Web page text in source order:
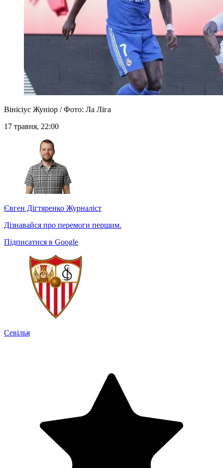
Вінісіус Жуніор / Фото: Ла Ліга
17 травня, 22:00
Євген Дігтяренко Журналіст
Дізнавайся про перемоги першим.
Підписатися в Google
Севілья